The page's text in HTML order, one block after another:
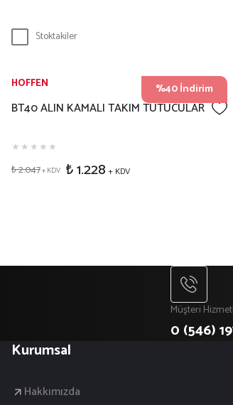
Stoktakiler
%40 İndirim
HOFFEN
BT40 ALIN KAMALI TAKIM TUTUCULAR
₺ 2.047+ KDV ₺ 1.228 + KDV
Müşteri
0 (546)
Kurumsal
Hakkımızda